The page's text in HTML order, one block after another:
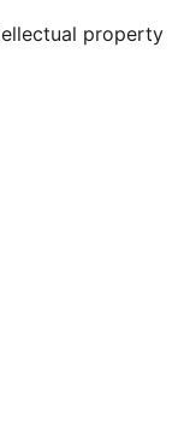
property